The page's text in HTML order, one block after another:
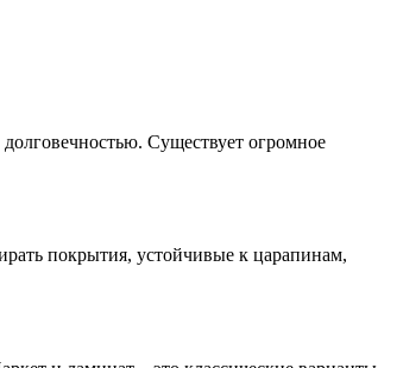
Существует огромное
покрытия, устойчивые к царапинам,